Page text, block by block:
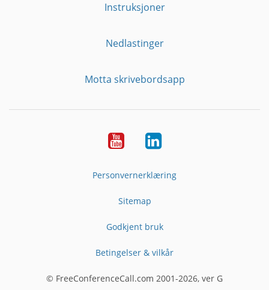
Instruksjoner
Nedlastinger
Motta skrivebordsapp
YouTubeLinkedin
Personvernerklæring
Sitemap
Godkjent bruk
Betingelser & vilkår
© FreeConferenceCall.com 2001-2026, ver G